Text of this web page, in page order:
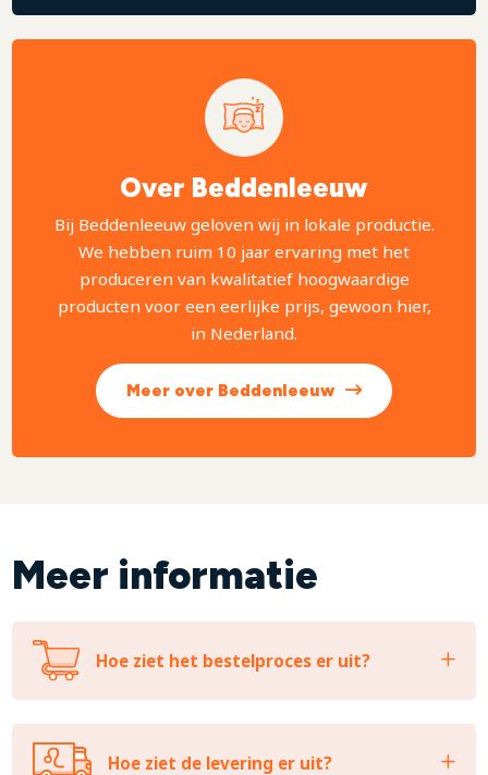
Over Beddenleeuw
Bij Beddenleeuw geloven wij in lokale productie.
We hebben ruim 10 jaar ervaring met het
produceren van kwalitatief hoogwaardige
producten voor een eerlijke prijs, gewoon hier,
in Nederland.
Meer over Beddenleeuw
Meer informatie
Hoe ziet het bestelproces er uit?
Hoe ziet de levering er uit?